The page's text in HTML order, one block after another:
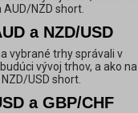
AUD/NZD short.
a NZD/USD
vybrané trhy správali v
vývoj trhov, a ako na
USD short.
a GBP/CHF